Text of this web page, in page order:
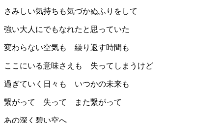
さみしい気持ちも気づかぬふりをして
強い大人にでもなれたと思っていた
変わらない空気も 繰り返す時間も
ここにいる意味さえも 失ってしまうけど
過ぎていく日々も いつかの未来も
繋がって 失って また繋がって
あの深く碧い空へ